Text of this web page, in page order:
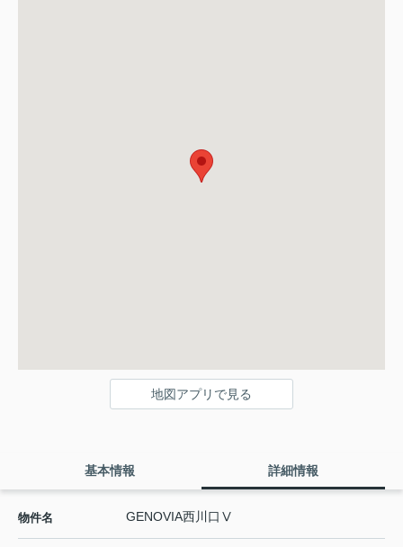
地図アプリで見る
基本情報 詳細情報
物件名 GENOVIA西川口Ⅴ